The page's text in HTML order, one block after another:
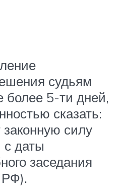
судьям
более 5-ти дней,
сказать:
силу
с даты
заседания
РФ).